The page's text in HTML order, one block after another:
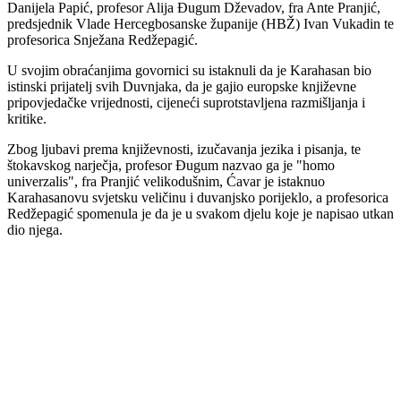
Danijela Papić, profesor Alija Đugum Dževadov, fra Ante Pranjić,
predsjednik Vlade Hercegbosanske županije (HBŽ) Ivan Vukadin te
profesorica Snježana Redžepagić.
U svojim obraćanjima govornici su istaknuli da je Karahasan bio
istinski prijatelj svih Duvnjaka, da je gajio europske književne
pripovjedačke vrijednosti, cijeneći suprotstavljena razmišljanja i
kritike.
Zbog ljubavi prema književnosti, izučavanja jezika i pisanja, te
štokavskog narječja, profesor Đugum nazvao ga je "homo
univerzalis", fra Pranjić velikodušnim, Ćavar je istaknuo
Karahasanovu svjetsku veličinu i duvanjsko porijeklo, a profesorica
Redžepagić spomenula je da je u svakom djelu koje je napisao utkan
dio njega.